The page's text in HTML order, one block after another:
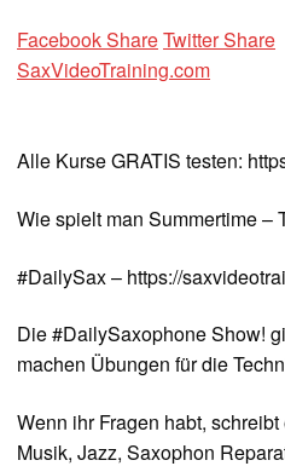
Facebook ShareTwitter Share
SaxVideoTraining.com
Alle Kurse GRATIS testen:
Wie spielt man Summertime –
#DailySax – https://
Die #DailySaxophone Show!
machen Übungen für die
Wenn ihr Fragen habt,
Musik, Jazz, Saxophon